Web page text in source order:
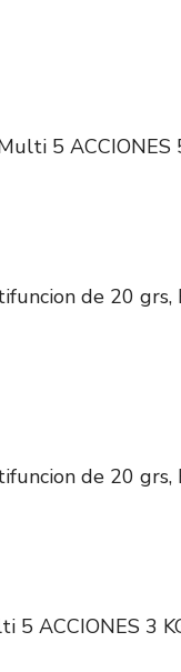
5
de 20 grs,
de 20 grs,
5 ACCIONES 3